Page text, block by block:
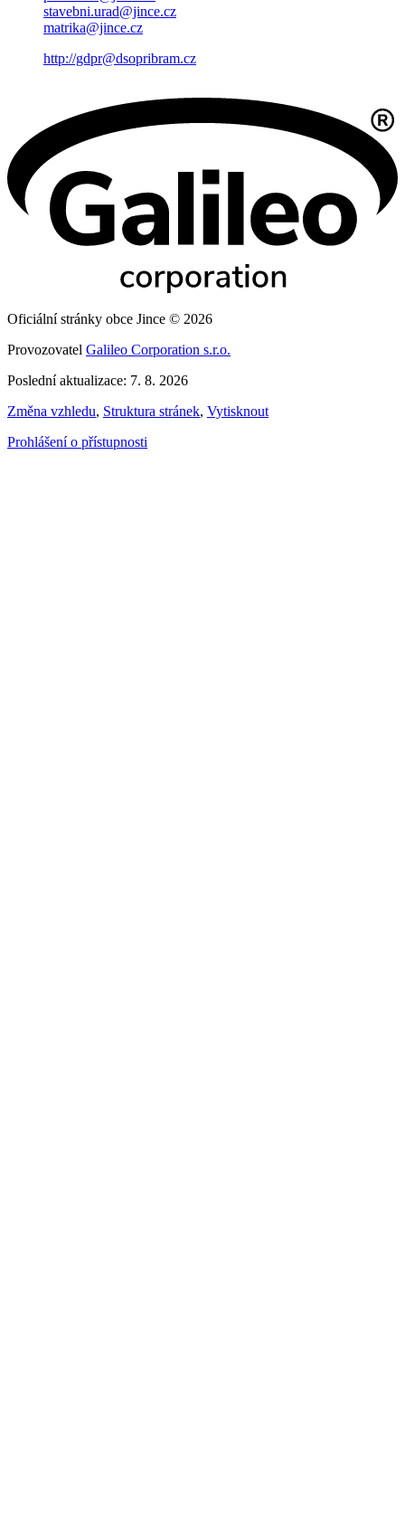
stavebni.urad@jince.cz
matrika@jince.cz
http://gdpr@dsopribram.cz
Oficiální stránky obce Jince © 2026
Provozovatel Galileo Corporation s.r.o.
Poslední aktualizace: 7. 8. 2026
Změna vzhledu, Struktura stránek, Vytisknout
Prohlášení o přístupnosti